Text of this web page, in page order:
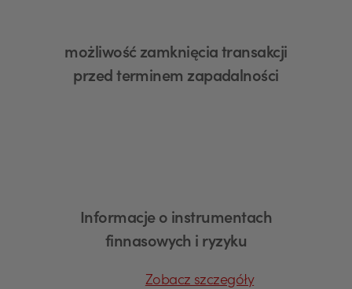
możliwość zamknięcia transakcji
przed terminem zapadalności
Informacje o instrumentach
finnasowych i ryzyku
Zobacz szczegóły